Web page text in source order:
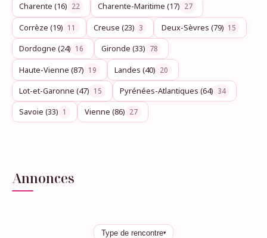
Charente (16) 22 Charente-Maritime (17) 27
Corrèze (19) 11 Creuse (23) 3 Deux-Sèvres (79) 15
Dordogne (24) 16 Gironde (33) 78
Haute-Vienne (87) 19 Landes (40) 20
Lot-et-Garonne (47) 15 Pyrénées-Atlantiques (64) 34
Savoie (33) 1 Vienne (86) 27
Annonces
Type de rencontre▾